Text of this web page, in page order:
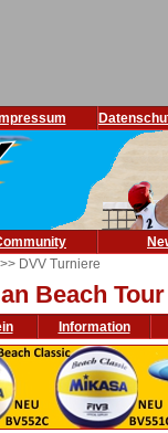
>> DVV Turniere
Beach
Information